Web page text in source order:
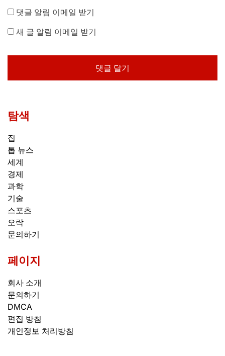
댓글 알림 이메일 받기
새 글 알림 이메일 받기
탐색
집
톱 뉴스
세계
경제
과학
기술
스포츠
오락
문의하기
페이지
회사 소개
문의하기
DMCA
편집 방침
개인정보 처리방침